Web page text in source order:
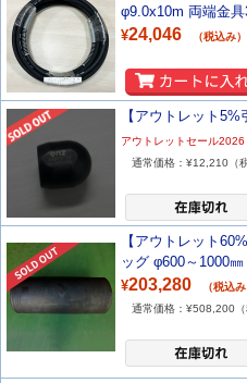
φ9.0x10m 両端金
¥24,046 （税込み）
【アウトレット
アウトレットセール2026
通常価格：¥12,210 （
【アウトレット
ッグ φ600～1000
¥203,280
（税込み
通常価格：¥508,200